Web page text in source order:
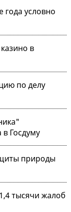
года условно
в
по делу
Госдуму
природы
тысячи жалоб